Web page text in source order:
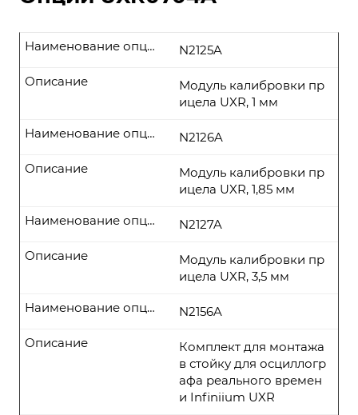
N2125A
Наименование опции
Модуль калибровки пр
ицела UXR, 1 мм
Описание
N2126A
Наименование опции
Модуль калибровки пр
ицела UXR, 1,85 мм
Описание
N2127A
Наименование опции
Модуль калибровки пр
ицела UXR, 3,5 мм
Описание
N2156A
Наименование опции
Комплект для монтажа
в стойку для осциллогр
афа реального времен
и Infiniium UXR
Описание